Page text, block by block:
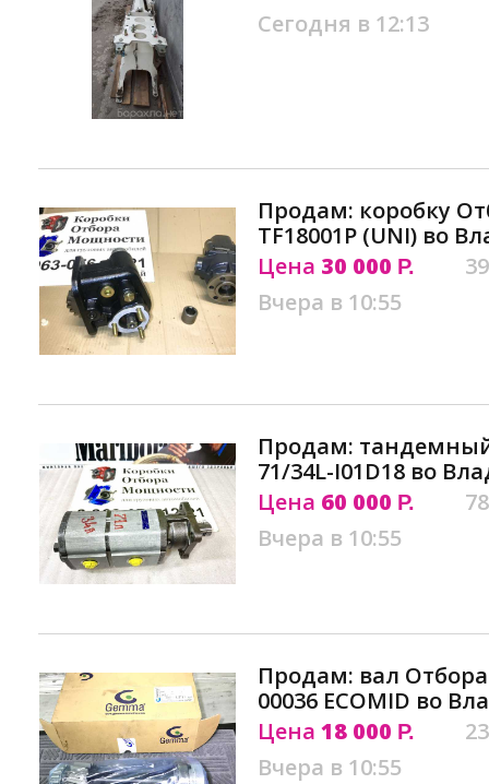
Сегодня в 12:13
Продам: коробку
TF18001P (UNI) во
Цена 30 000 Р.
Вчера в 10:55
Продам:
71/34L-I01D18 во
Цена 60 000 Р.
Вчера в 10:55
Продам: вал
00036 ECOMID во
Цена 18 000 Р.
Вчера в 10:55